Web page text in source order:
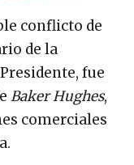
conflicto de
de la
fue
Baker Hughes,
comerciales